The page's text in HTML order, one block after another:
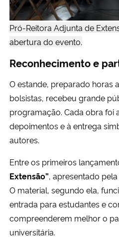
Pró-Reitora Adjunta de
abertura do evento.
Reconhecimento e
O estande, preparado horas
bolsistas, recebeu grande
programação. Cada obra foi
depoimentos e à entrega
autores.
Entre os primeiros
Extensão”, apresentado
O material, segundo ela,
entrada para estudantes e
compreenderem melhor o
universitária.